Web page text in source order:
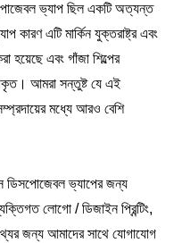
ভ্যাপ ছিল একটি অত্যন্ত
কারণ এটি মার্কিন যুক্তরাষ্ট্র এবং
হয়েছে এবং গাঁজা শিল্পের
আমরা সন্তুষ্ট যে এই
মধ্যে আরও বেশি
ভ্যাপের জন্য
লোগো / ডিজাইন প্রিন্টিং,
জন্য আমাদের সাথে যোগাযোগ